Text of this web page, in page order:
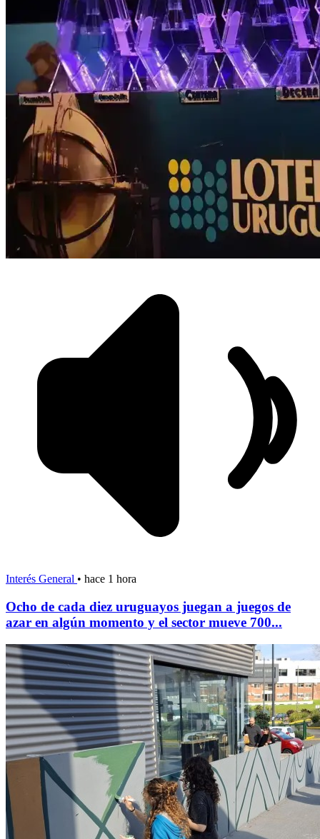
Interés General • hace 1 hora
Ocho de cada diez uruguayos juegan a juegos de
azar en algún momento y el sector mueve 700...